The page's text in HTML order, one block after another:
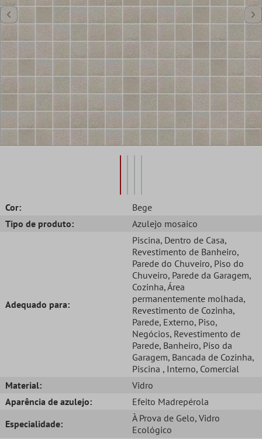
Cor:
Bege
Tipo de produto:
Azulejo mosaico
Adequado para:
Piscina, Dentro de Casa,
Revestimento de Banheiro,
Parede do Chuveiro, Piso do
Chuveiro, Parede da Garagem,
Cozinha, Área
permanentemente molhada,
Revestimento de Cozinha,
Parede, Externo, Piso,
Negócios, Revestimento de
Parede, Banheiro, Piso da
Garagem, Bancada de Cozinha,
Piscina , Interno, Comercial
Material:
Vidro
Aparência de azulejo:
Efeito Madrepérola
Especialidade:
À Prova de Gelo, Vidro
Ecológico